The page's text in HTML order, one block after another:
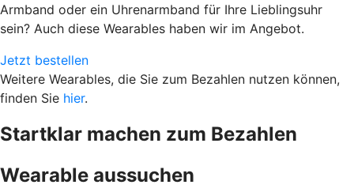
Armband oder ein Uhrenarmband für Ihre Lieblingsuhr
sein? Auch diese Wearables haben wir im Angebot.
Jetzt bestellen
Weitere Wearables, die Sie zum Bezahlen nutzen können,
finden Sie hier.
Startklar machen zum Bezahlen
Wearable aussuchen